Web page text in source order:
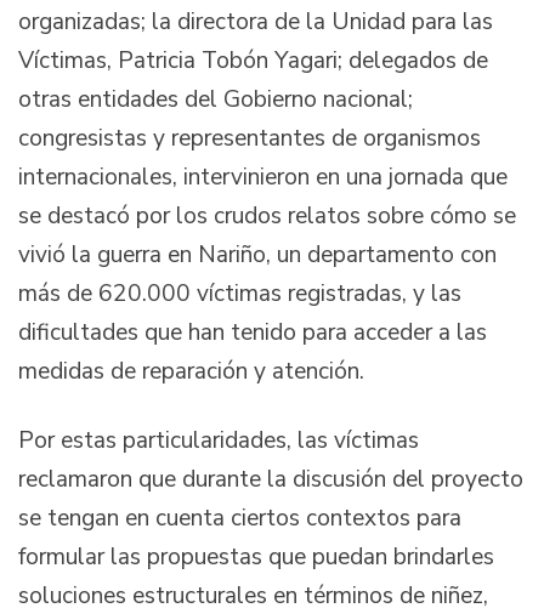
organizadas; la directora de la Unidad para las
Víctimas, Patricia Tobón Yagari; delegados de
otras entidades del Gobierno nacional;
congresistas y representantes de organismos
internacionales, intervinieron en una jornada que
se destacó por los crudos relatos sobre cómo se
vivió la guerra en Nariño, un departamento con
más de 620.000 víctimas registradas, y las
dificultades que han tenido para acceder a las
medidas de reparación y atención.
Por estas particularidades, las víctimas
reclamaron que durante la discusión del proyecto
se tengan en cuenta ciertos contextos para
formular las propuestas que puedan brindarles
soluciones estructurales en términos de niñez,